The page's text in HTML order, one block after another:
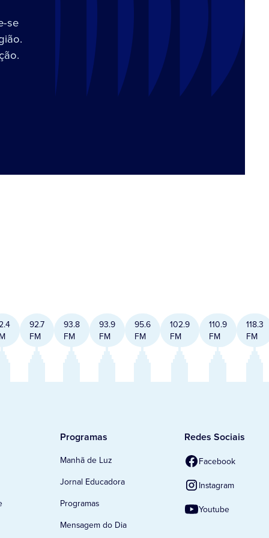
se
92.7
FM
93.8
FM
93.9
FM
95.6
FM
102.9
FM
110.9
FM
118.3
FM
Programas
Manhã de Luz
Jornal Educadora
Programas
Mensagem do Dia
Redes Sociais
Facebook
Instagram
Youtube